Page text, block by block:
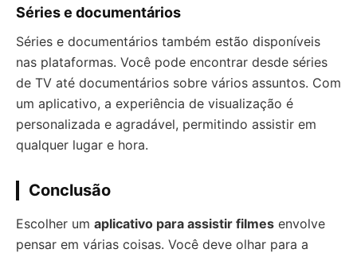
Séries e documentários
Séries e documentários também estão disponíveis
nas plataformas. Você pode encontrar desde séries
de TV até documentários sobre vários assuntos. Com
um aplicativo, a experiência de visualização é
personalizada e agradável, permitindo assistir em
qualquer lugar e hora.
Conclusão
Escolher um aplicativo para assistir filmes envolve
pensar em várias coisas. Você deve olhar para a